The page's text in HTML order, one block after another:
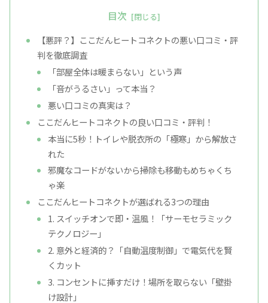
目次
【悪評？】ここだんヒートコネクトの悪い口コミ・評
判を徹底調査
「部屋全体は暖まらない」という声
「音がうるさい」って本当？
悪い口コミの真実は？
ここだんヒートコネクトの良い口コミ・評判！
本当に5秒！トイレや脱衣所の「極寒」から解放さ
れた
邪魔なコードがないから掃除も移動もめちゃくち
ゃ楽
ここだんヒートコネクトが選ばれる3つの理由
1. スイッチオンで即・温風！「サーモセラミック
テクノロジー」
2. 意外と経済的？「自動温度制御」で電気代を賢
くカット
3. コンセントに挿すだけ！場所を取らない「壁掛
け設計」